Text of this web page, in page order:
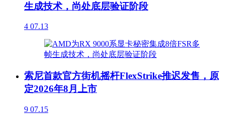
生成技术，尚处底层验证阶段
4 07.13
索尼首款官方街机摇杆FlexStrike推迟发售，原
定2026年8月上市
9 07.15